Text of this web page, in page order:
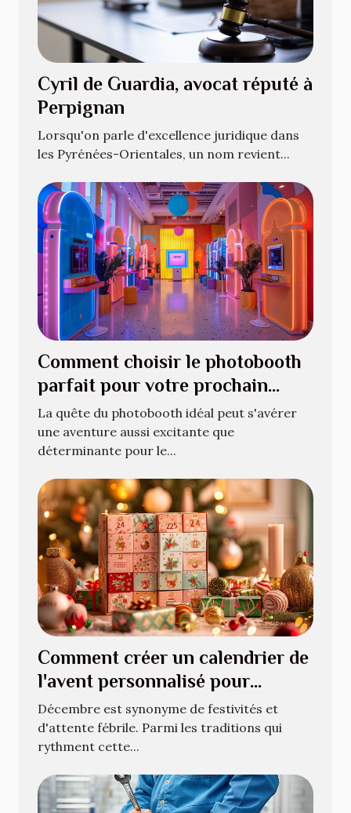
Cyril de Guardia, avocat réputé à
Perpignan
Lorsqu'on parle d'excellence juridique dans
les Pyrénées-Orientales, un nom revient...
Comment choisir le photobooth
parfait pour votre prochain
événement
La quête du photobooth idéal peut s'avérer
une aventure aussi excitante que
déterminante pour le...
Comment créer un calendrier de
l'avent personnalisé pour
décembre
Décembre est synonyme de festivités et
d'attente fébrile. Parmi les traditions qui
rythment cette...